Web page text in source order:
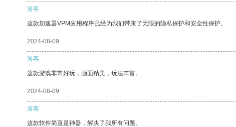
游客
这款加速器VPM应用程序已经为我们带来了无限的隐私保护和安全性保护。
2024-08-09
游客
这款游戏非常好玩，画面精美，玩法丰富。
2024-08-09
游客
这款软件简直是神器，解决了我所有问题。